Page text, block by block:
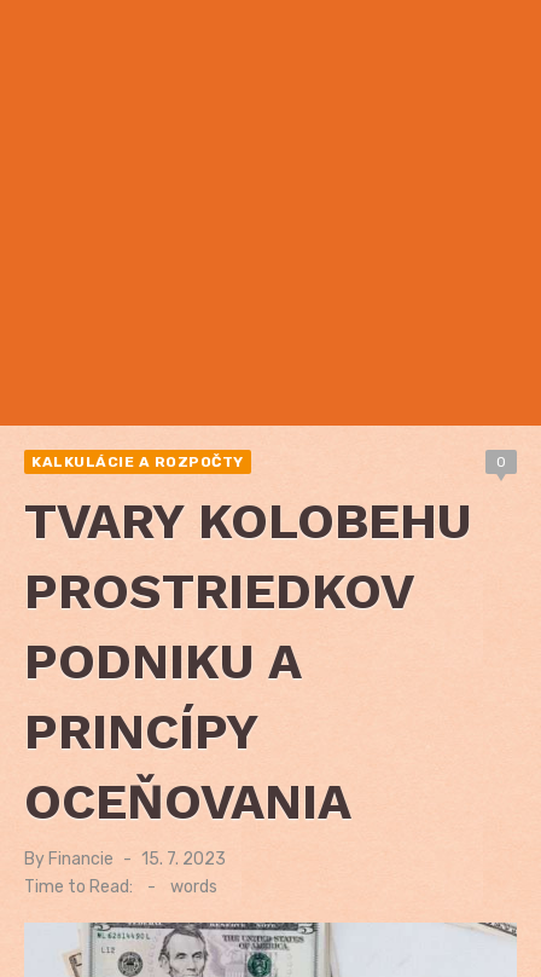
KALKULÁCIE A ROZPOČTY 0
TVARY KOLOBEHU
PROSTRIEDKOV
PODNIKU A
PRINCÍPY
OCEŇOVANIA
By Financie
Posted
15. 7. 2023
Time to Read:
- words